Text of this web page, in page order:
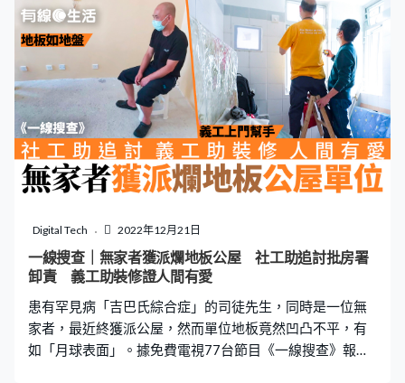
食物 近日有青衣長發邨居民於Facobook群組「青衣街坊吹
水會」上載數張照文，並發文：「呢個阿伯每晚零（凌）
晨四圍走，摷垃圾嘈到不得了，專搞食物袋，整到成地都
係，已經忍咗佢幾年。」事主投訴同座大廈一位伯伯，經
常在凌晨4、5點摷梯間的垃圾袋，找出袋中的食物後懷疑
即場食用，令垃圾和食物殘渣散落滿地，導致所住屋邨環
境變得「烏煙瘴氣」。 更多熱門文章： 元朗男童貪玩石頭
擲車 外傭全程玩手機 車主險被擊中：唔該好好教下細
路婆婆搭巴士不適召白車 乘客抱怨阻返工 女生看不過
飛 爬起身後繼續追 網民：真係值得咩？ 求助管業處反
變「被告」 從事主上載的照片所見，雞骨、醬料等原本在
裡面的食物廚餘，以及膠刀叉、竹籤、外賣盒等垃圾，都
此情況幾年，他稱曾向管業處求助
Digital Tech 2022年12月21日
一線搜查｜無家者獲派爛地板公屋 社工助追討批房署
卸責 義工助裝修證人間有愛
患有罕見病「吉巴氏綜合症」的司徒先生，同時是一位無
家者，最近終獲派公屋，然而單位地板竟然凹凸不平，有
如「月球表面」。據免費電視77台節目《一線搜查》報